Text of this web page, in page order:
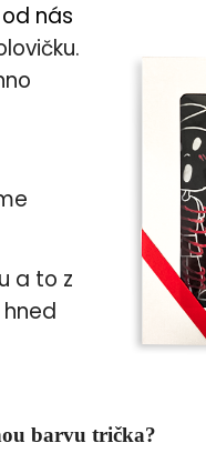
nás
a to z
barvu trička?